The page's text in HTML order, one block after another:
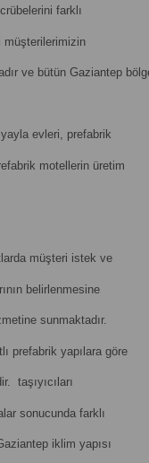
farklı
müşterilerimizin
ve bütün Gaziantep
evleri, prefabrik
motellerin üretim
müşteri istek ve
belirlenmesine
sunmaktadır.
prefabrik yapılara göre
taşıyıcıları
sonucunda farklı
iklim yapısı